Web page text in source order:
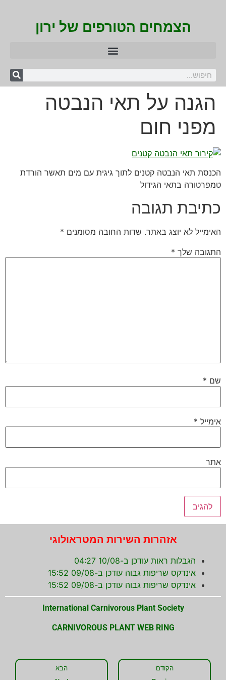
הצמחים הטורפים של ירון
הגנה על תאי הנבטה
מפני חום
הכנסת תאי הנבטה קטנים לתוך גיגית עם מים תאשר הורדת
טמפרטורה בתאי הגידול
כתיבת תגובה
האימייל לא יוצג באתר. שדות החובה מסומנים *
התגובה שלך *
שם *
אימייל *
אתר
אזהרות השירות המטראולוגי
הגבלות ראות עודכן ב-10/08 04:27
אינדקס שריפות גבוה עודכן ב-09/08 15:52
אינדקס שריפות גבוה עודכן ב-09/08 15:52
International Carnivorous Plant Society
CARNIVOROUS PLANT WEB RING
הקודם
הבא